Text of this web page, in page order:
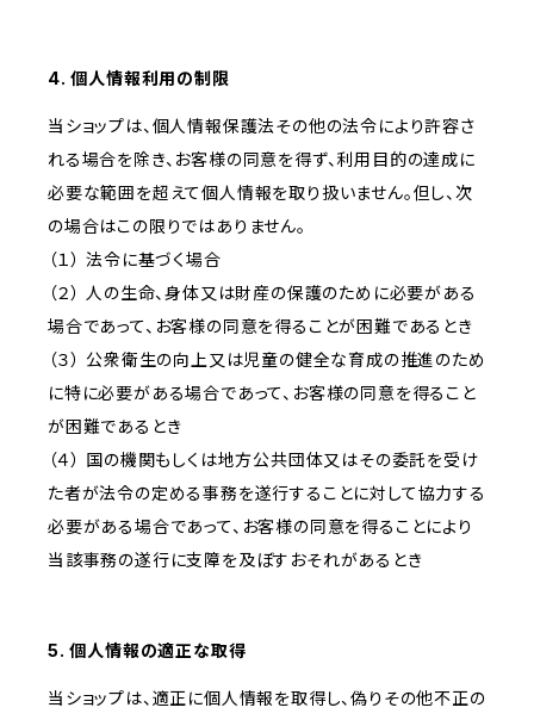
4. 個人情報利用の制限
当ショップは、個人情報保護法その他の法令により許容さ
れる場合を除き、お客様の同意を得ず、利用目的の達成に
必要な範囲を超えて個人情報を取り扱いません。但し、次
の場合はこの限りではありません。
（１） 法令に基づく場合
（２） 人の生命、身体又は財産の保護のために必要がある
場合であって、お客様の同意を得ることが困難であるとき
（３） 公衆衛生の向上又は児童の健全な育成の推進のため
に特に必要がある場合であって、お客様の同意を得ること
が困難であるとき
（４） 国の機関もしくは地方公共団体又はその委託を受け
た者が法令の定める事務を遂行することに対して協力する
必要がある場合であって、お客様の同意を得ることにより
当該事務の遂行に支障を及ぼすおそれがあるとき
5. 個人情報の適正な取得
当ショップは、適正に個人情報を取得し、偽りその他不正の